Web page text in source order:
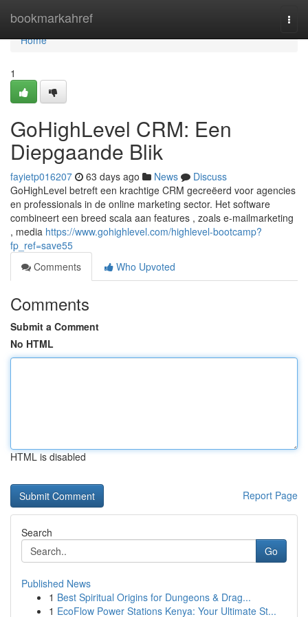
bookmarkahref
Home
Home
1
GoHighLevel CRM: Een
Diepgaande Blik
fayietp016207 63 days ago News
Discuss
GoHighLevel betreft een krachtige CRM gecreëerd voor agencies
en professionals in de online marketing sector. Het software
combineert een breed scala aan features , zoals e-mailmarketing
, media https://www.gohighlevel.com/highlevel-bootcamp?
fp_ref=save55
Comments
Who Upvoted
Comments
Submit a Comment
No HTML
HTML is disabled
Report Page
Search
Go
Published News
1 Best Spiritual Origins for Dungeons & Drag...
1 EcoFlow Power Stations Kenya: Your Ultimate St...